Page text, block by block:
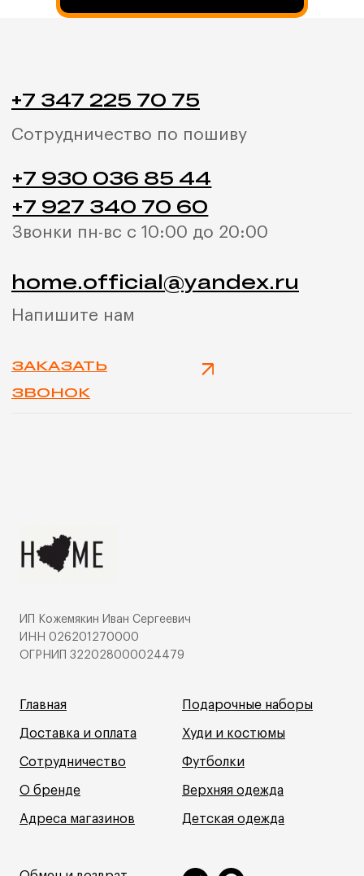
ИП Кожемякин Иван Сергеевич
ИНН 026201270000
ОГРНИП 322028000024479
Главная
Доставка и оплата
Сотрудничество
О бренде
Адреса магазинов
Подарочные наборы
Худи и костюмы
Футболки
Верхняя одежда
Детская одежда